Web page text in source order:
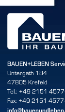
BAUEN+LEBEN
Untergath 184
47805 Krefeld
Tel.: +49 2151
Fax: +49 2151